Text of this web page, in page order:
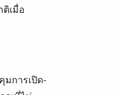
เมื่อ
มการเปิด-